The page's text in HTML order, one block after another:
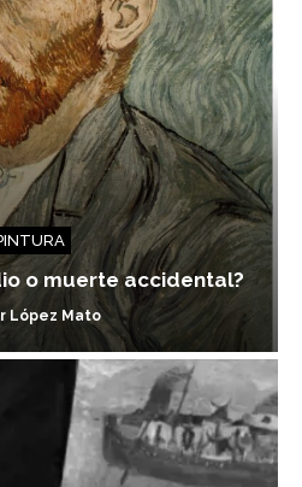
o muerte accidental?
López Mato